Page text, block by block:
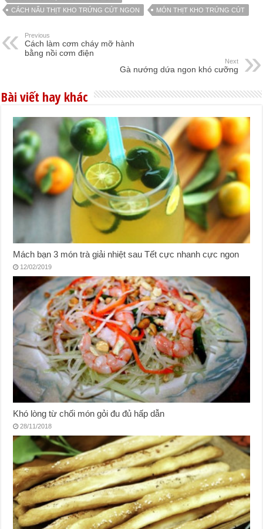
CÁCH NẤU THỊT KHO TRỨNG CÚT NGON
MÓN THỊT KHO TRỨNG CÚT
Previous
Cách làm cơm cháy mỡ hành
bằng nồi cơm điện
Next
Gà nướng dứa ngon khó cưỡng
Bài viết hay khác
Mách bạn 3 món trà giải nhiệt sau Tết cực nhanh cực ngon
12/02/2019
Khó lòng từ chối món gỏi đu đủ hấp dẫn
28/11/2018